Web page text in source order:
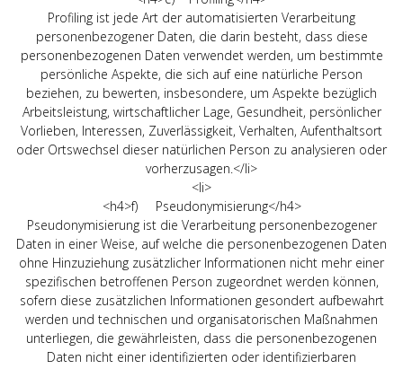
Profiling ist jede Art der automatisierten Verarbeitung
personenbezogener Daten, die darin besteht, dass diese
personenbezogenen Daten verwendet werden, um bestimmte
persönliche Aspekte, die sich auf eine natürliche Person
beziehen, zu bewerten, insbesondere, um Aspekte bezüglich
Arbeitsleistung, wirtschaftlicher Lage, Gesundheit, persönlicher
Vorlieben, Interessen, Zuverlässigkeit, Verhalten, Aufenthaltsort
oder Ortswechsel dieser natürlichen Person zu analysieren oder
vorherzusagen.</li>
<li>
<h4>f) Pseudonymisierung</h4>
Pseudonymisierung ist die Verarbeitung personenbezogener
Daten in einer Weise, auf welche die personenbezogenen Daten
ohne Hinzuziehung zusätzlicher Informationen nicht mehr einer
spezifischen betroffenen Person zugeordnet werden können,
sofern diese zusätzlichen Informationen gesondert aufbewahrt
werden und technischen und organisatorischen Maßnahmen
unterliegen, die gewährleisten, dass die personenbezogenen
Daten nicht einer identifizierten oder identifizierbaren